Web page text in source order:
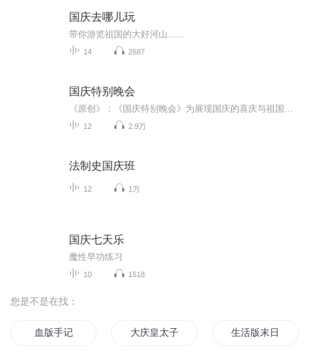
国庆去哪儿玩
带你游览祖国的大好河山……
14 2687
国庆特别晚会
12 2.9万
法制史国庆班
12 1万
国庆七天乐
魔性早功练习
10 1518
您是不是在找：
血版手记 大庆皇太子 生活版末日